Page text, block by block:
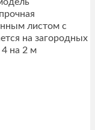
листом с
на загородных
4 на 2 м